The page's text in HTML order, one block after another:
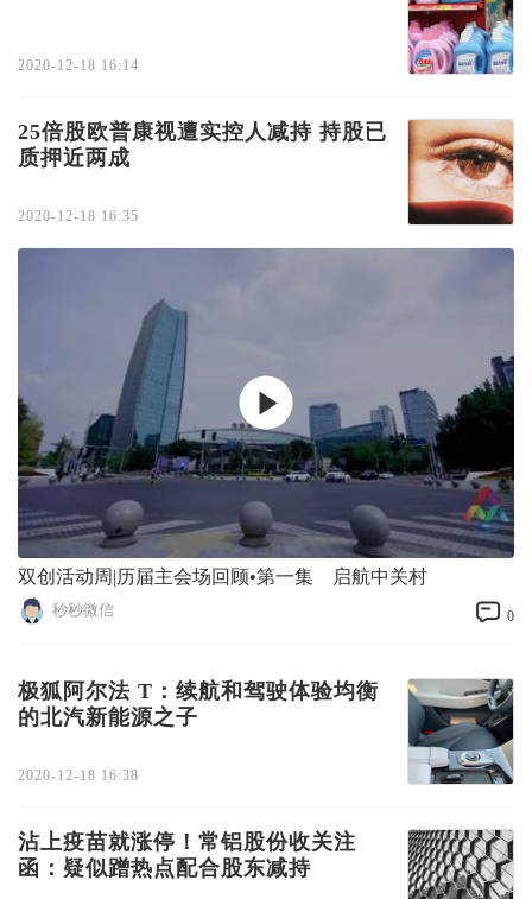
2020-12-18 16:14
25倍股欧普康视遭实控人减持 持股已
质押近两成
2020-12-18 16:35
双创活动周|历届主会场回顾•第一集 启航中关村
秒秒微信 0
极狐阿尔法 T：续航和驾驶体验均衡
的北汽新能源之子
2020-12-18 16:38
沾上疫苗就涨停！常铝股份收关注
函：疑似蹭热点配合股东减持